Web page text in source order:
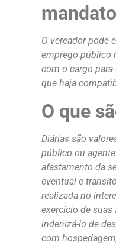
O vereador pode
emprego público
com o cargo
que haja
O que
Diárias são
público ou
afastamento da
eventual e
realizada no
exercício de suas
indenizá-lo de
com